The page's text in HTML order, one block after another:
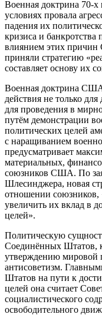
Военная доктрина 70-х
условиях провала
падения их
кризиса и
влиянием этих
приняли стратегию
составляет основу их
Военная доктрина США
действия не только
для проведения в
путём демонстрации
политических целей
с наращиванием
предусматривает
материальных,
союзников США. По
Шлесинджера, новая
отношении союзников,
увеличить их вклад в
целей».
Политическую
Соединённых Штатов,
утверждению
антисоветизм.
Штатов на пути к
целей она считает
социалистического
освободительного